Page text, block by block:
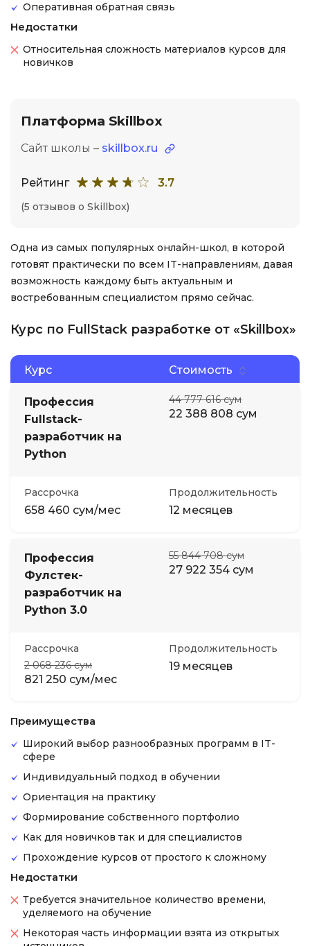
Оперативная обратная связь
Недостатки
Относительная сложность материалов курсов для
новичков
Платформа Skillbox
Сайт школы – skillbox.ru
Рейтинг 3.7
(5 отзывов о Skillbox)
Одна из самых популярных онлайн-школ, в которой
готовят практически по всем IT-направлениям, давая
возможность каждому быть актуальным и
востребованным специалистом прямо сейчас.
Курс по FullStack разработке от «Skillbox»
Курс Стоимость
Профессия
Fullstack-
разработчик на
Python
44 777 616 сум
22 388 808 сум
Рассрочка
658 460 сум/мес
Продолжительность
12 месяцев
Профессия
Фулстек-
разработчик на
Python 3.0
55 844 708 сум
27 922 354 сум
Рассрочка
2 068 236 сум
821 250 сум/мес
Продолжительность
19 месяцев
Преимущества
Широкий выбор разнообразных программ в IT-
сфере
Индивидуальный подход в обучении
Ориентация на практику
Формирование собственного портфолио
Как для новичков так и для специалистов
Прохождение курсов от простого к сложному
Недостатки
Требуется значительное количество времени,
уделяемого на обучение
Некоторая часть информации взята из открытых